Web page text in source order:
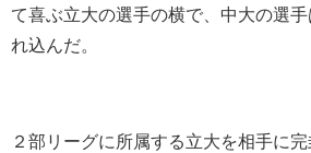
て喜ぶ立大の選手の横で、中大の選
れ込んだ。
２部リーグに所属する立大を相手に